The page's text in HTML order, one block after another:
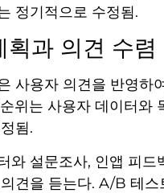
정기적으로 수정됨.
획과 의견 수렴
사용자 의견을 반영하
위는 사용자 데이터와
됨.
와 설문조사, 인앱 피드
견을 듣는다. A/B 테